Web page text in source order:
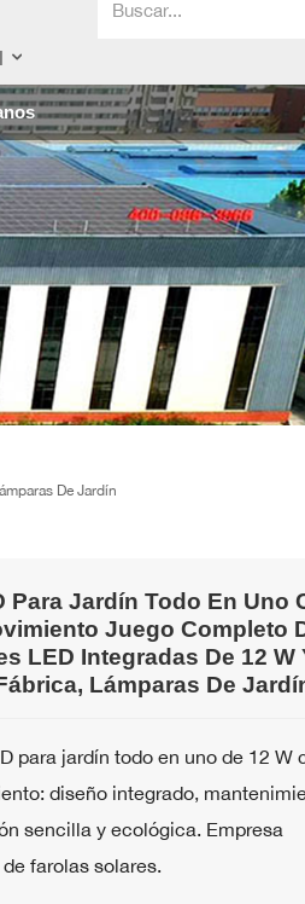
De Jardín
Para Jardín Todo En Uno
Juego Completo
LED Integradas De 12 W
Lámparas De
para jardín todo en uno de 12 W
diseño integrado,
sencilla y ecológica. Empresa
farolas solares.